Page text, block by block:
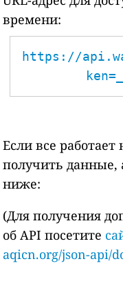
времени:
https://
Если все
получить данные,
ниже:
(Для получения
об API посетите
aqicn.org/json-api/